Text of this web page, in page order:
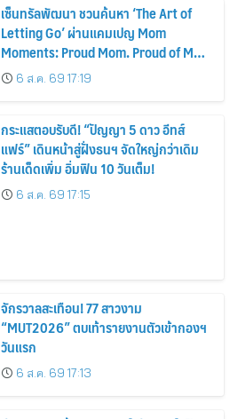
เซ็นทรัลพัฒนา ชวนค้นหา ‘The Art of
Letting Go’ ผ่านแคมเปญ Mom
Moments: Proud Mom. Proud of My
Mom.6 ส.ค. 69 17:19
กระแสตอบรับดี! “ปัญญา 5 ดาว อีทส์
แฟร์” เดินหน้าสู่ฝั่งธนฯ จัดใหญ่กว่าเดิม
ร้านเด็ดเพิ่ม อิ่มฟิน 10 วันเต็ม!
6 ส.ค. 69 17:15
จักรวาลสะเทือน! 77 สาวงาม
“MUT2026” ตบเท้ารายงานตัวเข้ากองฯ
วันแรก
6 ส.ค. 69 17:13